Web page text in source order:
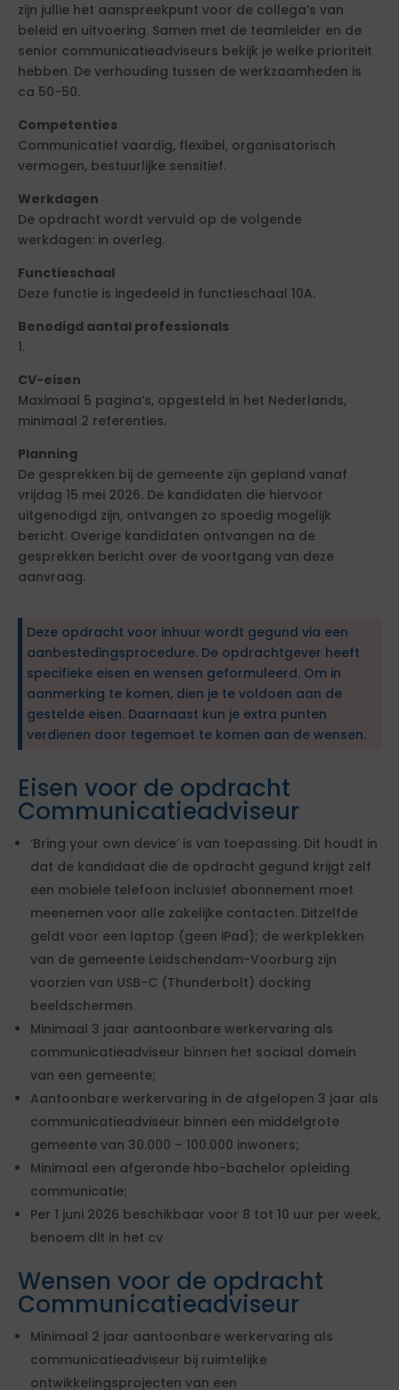
zijn jullie het aanspreekpunt voor de collega’s van
beleid en uitvoering. Samen met de teamleider en de
senior communicatieadviseurs bekijk je welke prioriteit
hebben. De verhouding tussen de werkzaamheden is
ca 50-50.
Competenties
Communicatief vaardig, flexibel, organisatorisch
vermogen, bestuurlijke sensitief.
Werkdagen
De opdracht wordt vervuld op de volgende
werkdagen: in overleg.
Functieschaal
Deze functie is ingedeeld in functieschaal 10A.
Benodigd aantal professionals
1.
CV-eisen
Maximaal 5 pagina’s, opgesteld in het Nederlands,
minimaal 2 referenties.
Planning
De gesprekken bij de gemeente zijn gepland vanaf
vrijdag 15 mei 2026. De kandidaten die hiervoor
uitgenodigd zijn, ontvangen zo spoedig mogelijk
bericht. Overige kandidaten ontvangen na de
gesprekken bericht over de voortgang van deze
aanvraag.
Deze opdracht voor inhuur wordt gegund via een
aanbestedingsprocedure. De opdrachtgever heeft
specifieke eisen en wensen geformuleerd. Om in
aanmerking te komen, dien je te voldoen aan de
gestelde eisen. Daarnaast kun je extra punten
verdienen door tegemoet te komen aan de wensen.
Eisen voor de opdracht
Communicatieadviseur
‘Bring your own device’ is van toepassing. Dit houdt in
dat de kandidaat die de opdracht gegund krijgt zelf
een mobiele telefoon inclusief abonnement moet
meenemen voor alle zakelijke contacten. Ditzelfde
geldt voor een laptop (geen iPad); de werkplekken
van de gemeente Leidschendam-Voorburg zijn
voorzien van USB-C (Thunderbolt) docking
beeldschermen.
Minimaal 3 jaar aantoonbare werkervaring als
communicatieadviseur binnen het sociaal domein
van een gemeente;
Aantoonbare werkervaring in de afgelopen 3 jaar als
communicatieadviseur binnen een middelgrote
gemeente van 30.000 – 100.000 inwoners;
Minimaal een afgeronde hbo-bachelor opleiding
communicatie;
Per 1 juni 2026 beschikbaar voor 8 tot 10 uur per week,
benoem dit in het cv
Wensen voor de opdracht
Communicatieadviseur
Minimaal 2 jaar aantoonbare werkervaring als
communicatieadviseur bij ruimtelijke
ontwikkelingsprojecten van een